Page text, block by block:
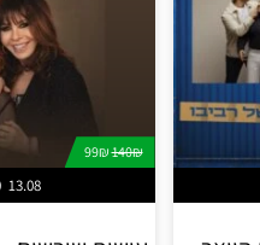
140₪
99₪
13.08